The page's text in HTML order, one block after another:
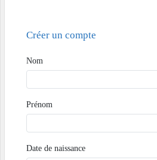
Créer un compte
Nom
Prénom
Date de naissance